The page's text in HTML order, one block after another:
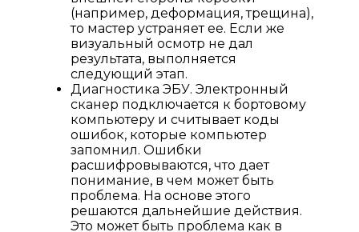
(например, деформация, трещина),
то мастер устраняет ее. Если же
визуальный осмотр не дал
результата, выполняется
следующий этап.
Диагностика ЭБУ. Электронный
сканер подключается к бортовому
компьютеру и считывает коды
ошибок, которые компьютер
запомнил. Ошибки
расшифровываются, что дает
понимание, в чем может быть
проблема. На основе этого
решаются дальнейшие действия.
Это может быть проблема как в